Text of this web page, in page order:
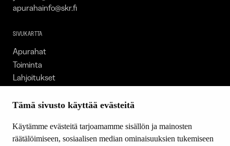
Tämä sivusto käyttää evästeitä
Käytämme evästeitä tarjoamamme sisällön ja mainosten
räätälöimiseen, sosiaalisen median ominaisuuksien tukemiseen
apurahainfo@skr.fi
SIVUKARTTA
Apurahat
Toiminta
Lahjoitukset
Ajankohtaista
Yhteystiedot